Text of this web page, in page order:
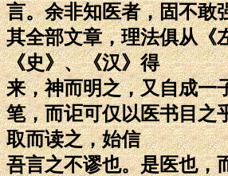
言。余非知医者，固不敢
其全部文章，理法俱从《
《史》、《汉》得
来，神而明之，又自成一
笔，而讵可仅以医书目之
取而读之，始信
吾言之不谬也。是医也，